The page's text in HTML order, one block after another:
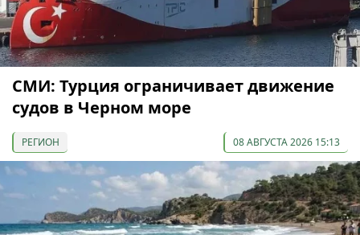
СМИ: Турция ограничивает движение
судов в Черном море
РЕГИОН 08 АВГУСТА 2026 15:13